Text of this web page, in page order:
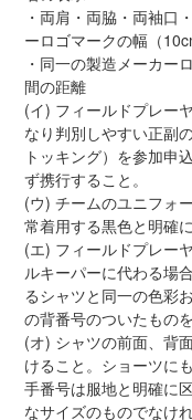
・両肩・両脇・両袖口
ーロゴマークの幅（
・同一の製造メーカー
間の距離
(イ) フィールドプレー
なり判別しやすい正副
トッキング）を参加申
ず携行すること。
(ウ) チームのユニフォ
常着用する黒色と明確
(エ) フィールドプレー
ルキーパーに代わる場
るシャツと同一の色彩
の背番号のついたもの
(オ) シャツの前面、背
けること。ショーツに
手番号は服地と明確に
なサイズのものでなけ